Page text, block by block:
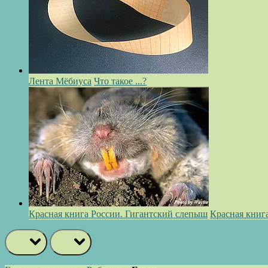
Лента Мёбиуса Что такое ...?
Красная книга России. Гигантский слепыш Красная